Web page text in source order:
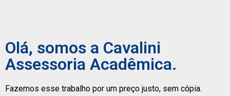
Olá, somos a Cavalini
Assessoria Acadêmica.
Fazemos esse trabalho por um preço justo, sem cópia.